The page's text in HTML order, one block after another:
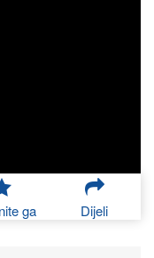
ga Dijeli